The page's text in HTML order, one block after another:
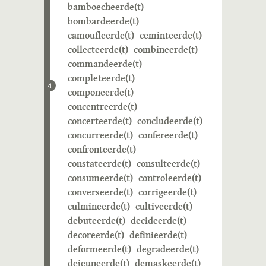
4
bamboecheerde(t)
bombardeerde(t)
camoufleerde(t) ceminteerde(t)
collecteerde(t) combineerde(t)
commandeerde(t)
completeerde(t)
componeerde(t)
concentreerde(t)
concerteerde(t) concludeerde(t)
concurreerde(t) confereerde(t)
confronteerde(t)
constateerde(t) consulteerde(t)
consumeerde(t) controleerde(t)
converseerde(t) corrigeerde(t)
culmineerde(t) cultiveerde(t)
debuteerde(t) decideerde(t)
decoreerde(t) definieerde(t)
deformeerde(t) degradeerde(t)